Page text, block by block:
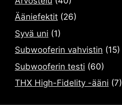
Ääniefektit (26)
Syvä uni (1)
Subwooferin vahvistin (15)
Subwooferin testi (60)
THX High-Fidelity -ääni (7)